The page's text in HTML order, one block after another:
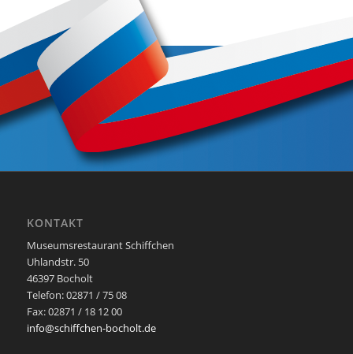
KONTAKT
Museumsrestaurant Schiffchen
Uhlandstr. 50
46397 Bocholt
Telefon: 02871 / 75 08
Fax: 02871 / 18 12 00
info@schiffchen-bocholt.de